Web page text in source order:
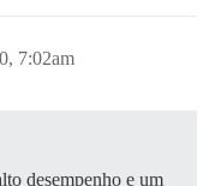
7:02am
desempenho e um